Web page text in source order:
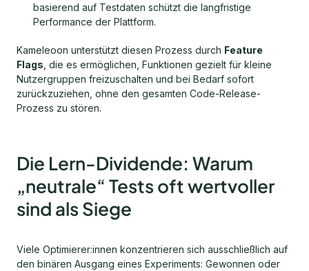
basierend auf Testdaten schützt die langfristige
Performance der Plattform.
Kameleoon unterstützt diesen Prozess durch Feature
Flags , die es ermöglichen, Funktionen gezielt für kleine
Nutzergruppen freizuschalten und bei Bedarf sofort
zurückzuziehen, ohne den gesamten Code-Release-
Prozess zu stören.
Die Lern-Dividende: Warum
„neutrale“ Tests oft wertvoller
sind als Siege
Viele Optimierer:innen konzentrieren sich ausschließlich auf
den binären Ausgang eines Experiments: Gewonnen oder